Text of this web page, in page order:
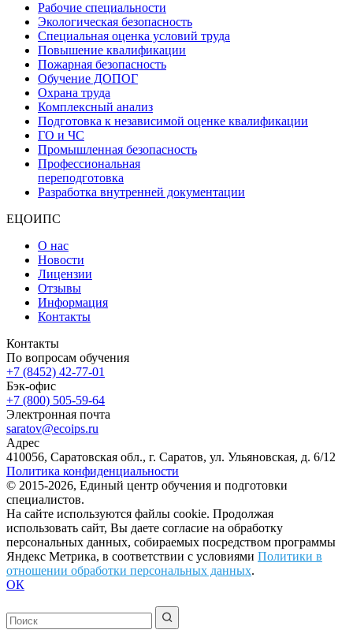
Рабочие специальности
Экологическая безопасность
Специальная оценка условий труда
Повышение квалификации
Пожарная безопасность
Обучение ДОПОГ
Охрана труда
Комплексный анализ
Подготовка к независимой оценке квалификации
ГО и ЧС
Промышленная безопасность
Профессиональная
переподготовка
Разработка внутренней документации
ЕЦОИПС
О нас
Новости
Лицензии
Отзывы
Информация
Контакты
Контакты
По вопросам обучения
+7 (8452) 42-77-01
Бэк-офис
+7 (800) 505-59-64
Электронная почта
saratov@ecoips.ru
Адрес
410056, Саратовская обл., г. Саратов, ул. Ульяновская, д. 6/12
Политика конфиденциальности
© 2015-2026, Единый центр обучения и подготовки
специалистов.
На сайте используются файлы cookie. Продолжая
использовать сайт, Вы даете согласие на обработку
персональных данных, собираемых посредством программы
Яндекс Метрика, в соответствии с условиями Политики в
отношении обработки персональных данных.
ОК